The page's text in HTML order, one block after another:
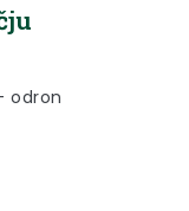
odron